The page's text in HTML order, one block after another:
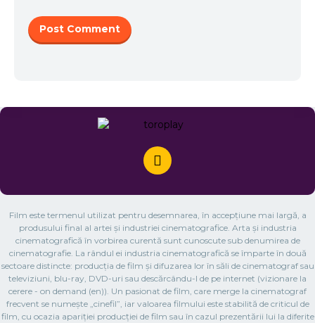
Film este termenul utilizat pentru desemnarea, în accepțiune mai largă, a
produsului final al artei și industriei cinematografice. Arta și industria
cinematografică în vorbirea curentă sunt cunoscute sub denumirea de
cinematografie. La rândul ei industria cinematografică se împarte în două
sectoare distincte: producția de film și difuzarea lor în săli de cinematograf sau
televiziuni, blu-ray, DVD-uri sau descărcându-l de pe internet (vizionare la
cerere - on demand (en)). Un pasionat de film, care merge la cinematograf
frecvent se numește „cinefil”, iar valoarea filmului este stabilită de criticul de
film, cu ocazia apariției producției de film sau în cazul prezentării lui la diferite